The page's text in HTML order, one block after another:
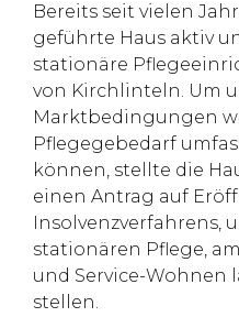
Bereits seit vielen
geführte Haus aktiv
stationäre
von Kirchlinteln. Um
Marktbedingungen
Pflegegebedarf
können, stellte die
einen Antrag auf
Insolvenzverfahrens,
stationären Pflege,
und Service-Wohnen
stellen.